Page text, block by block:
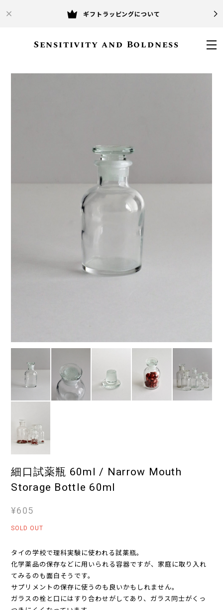
ギフトラッピングについて
Sensitivity and Boldness
細口試薬瓶 60ml / Narrow Mouth
Storage Bottle 60ml
¥605
SOLD OUT
タイの学校で理科実験に使われる試薬瓶。
化学薬品の保存などに用いられる容器ですが、家庭に取り入れ
てみるのも面白そうです。
サプリメントの保存に使うのも良いかもしれません。
ガラスの栓と口にはすり合わせがしてあり、ガラス同士がくっ